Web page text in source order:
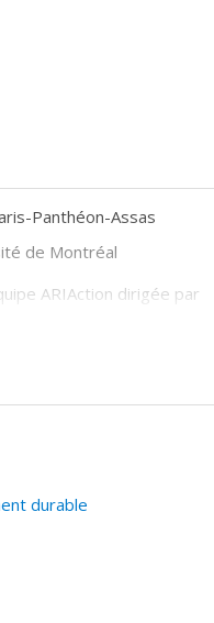
Panthéon-Assas
de Montréal
ARIAction dirigée par
durable